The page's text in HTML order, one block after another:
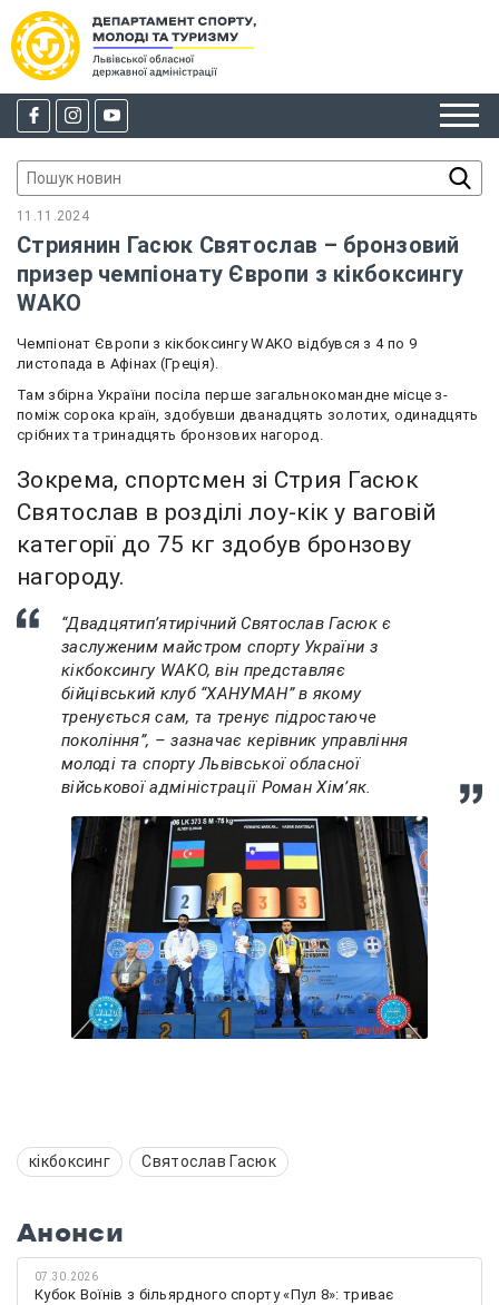
11.11.2024
Стриянин Гасюк Святослав – бронзовий
призер чемпіонату Європи з кікбоксингу
WAKO
Чемпіонат Європи з кікбоксингу WAKO відбувся з 4 по 9
листопада в Афінах (Греція).
Там збірна України посіла перше загальнокомандне місце з-
поміж сорока країн, здобувши дванадцять золотих, одинадцять
срібних та тринадцять бронзових нагород.
Зокрема, спортсмен зі Стрия Гасюк
Святослав в розділі лоу-кік у ваговій
категорії до 75 кг здобув бронзову
нагороду.
“Двадцятипʼятирічний Святослав Гасюк є
заслуженим майстром спорту України з
кікбоксингу WAKO, він представляє
бійцівський клуб “ХАНУМАН” в якому
тренується сам, та тренує підростаюче
покоління”, – зазначає керівник управління
молоді та спорту Львівської обласної
військової адміністрації Роман Хімʼяк.
кікбоксинг Святослав Гасюк
Анонси
07.30.2026
Кубок Воїнів з більярдного спорту «Пул 8»: триває